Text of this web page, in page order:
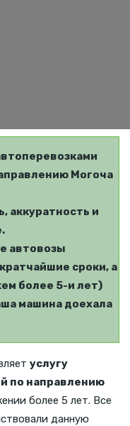
Могоча
аккуратность и
автовозы
сроки, а
более 5-и лет)
машина доехала
услугу
по направлению
более 5 лет. Все
данную